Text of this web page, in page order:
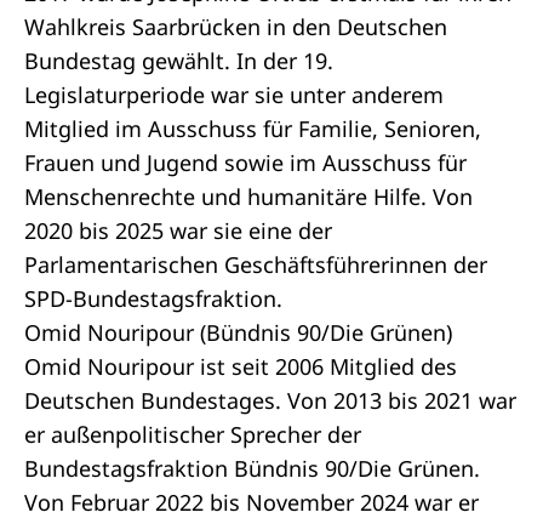
Wahlkreis Saarbrücken in den Deutschen
Bundestag gewählt. In der 19.
Legislaturperiode war sie unter anderem
Mitglied im Ausschuss für Familie, Senioren,
Frauen und Jugend sowie im Ausschuss für
Menschenrechte und humanitäre Hilfe. Von
2020 bis 2025 war sie eine der
Parlamentarischen Geschäftsführerinnen der
SPD-Bundestagsfraktion.
Omid Nouripour (Bündnis 90/Die Grünen)
Omid Nouripour ist seit 2006 Mitglied des
Deutschen Bundestages. Von 2013 bis 2021 war
er außenpolitischer Sprecher der
Bundestagsfraktion Bündnis 90/Die Grünen.
Von Februar 2022 bis November 2024 war er